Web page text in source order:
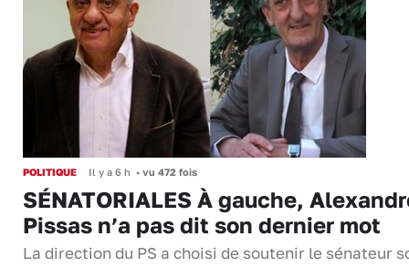
POLITIQUE Il y a 6 h • vu 472 fois
SÉNATORIALES À gauche,
Pissas n’a pas dit son dernier mot
La direction du PS a choisi de soutenir le sénateur